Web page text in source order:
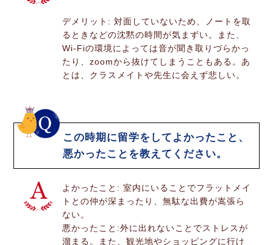
デメリット: 対面していないため、ノートを取
るときなどの沈黙の時間が気まずい。また、
Wi-Fiの環境によっては音が聞き取りづらかっ
たり、zoomから抜けてしまうこともある。あ
とは、クラスメイトや先生に会えず悲しい。
この時期に留学をしてよかったこと、
悪かったことを教えてください。
よかったこと: 室内にいることでフラットメイ
トとの仲が深まったり、無駄な出費が嵩張ら
ない。
悪かったこと:外に出れないことでストレスが
溜まる。また、観光地やショッピングに行け